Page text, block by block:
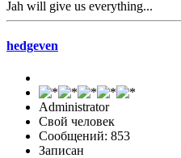
Jah will give us everything...
hedgeven
Administrator
Свой человек
Сообщений: 853
Записан